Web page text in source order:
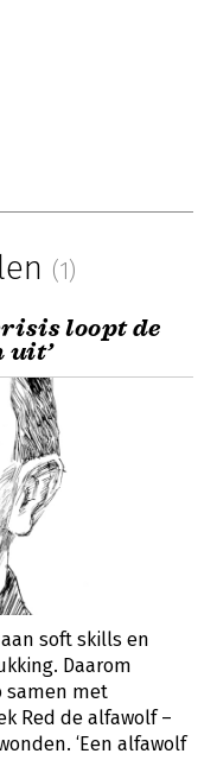
(1)
loopt de
uit’
soft skills en
Daarom
samen met
Red de alfawolf –
‘Een alfawolf